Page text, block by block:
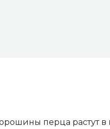
перца растут в